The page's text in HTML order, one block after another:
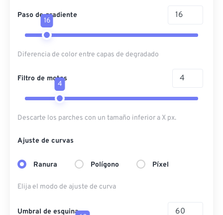
Paso de gradiente
16
Diferencia de color entre capas de degradado
Filtro de motas
4
Descarte los parches con un tamaño inferior a X px.
Ajuste de curvas
Ranura Polígono Píxel
Elija el modo de ajuste de curva
Umbral de esquina